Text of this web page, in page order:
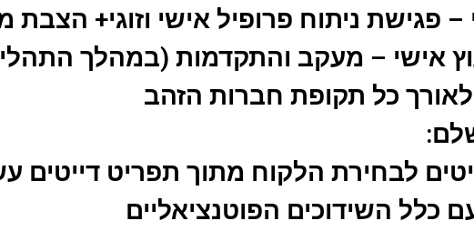
– פגישת ניתוח פרופיל אישי וזוגי+ הצבת
אישי – מעקב והתקדמות (במהלך
לאורך כל תקופת חברות הזהב
לבחירת הלקוח מתוך תפריט דייטים
כלל השידוכים הפוטנציאליים